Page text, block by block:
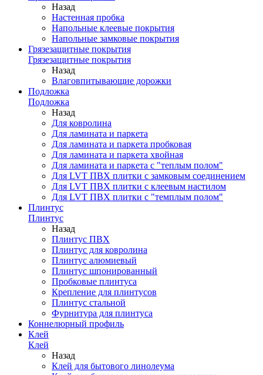
Назад
Настенная пробка
Напольные клеевые покрытия
Напольные замковые покрытия
Грязезащитные покрытия
Грязезащитные покрытия
Назад
Влаговпитывающие дорожки
Подложка
Подложка
Назад
Для ковролина
Для ламината и паркета
Для ламината и паркета пробковая
Для ламината и паркета хвойная
Для ламината и паркета с "теплым полом"
Для LVT ПВХ плитки с замковым соединением
Для LVT ПВХ плитки с клеевым настилом
Для LVT ПВХ плитки с "темплым полом"
Плинтус
Плинтус
Назад
Плинтус ПВХ
Плинтус для ковролина
Плинтус алюмиевый
Плинтус шпонированный
Пробковые плинтуса
Крепление для плинтусов
Плинтус стальной
Фурнитура для плинтуса
Коннелюрный профиль
Клей
Клей
Назад
Клей для бытового линолеума